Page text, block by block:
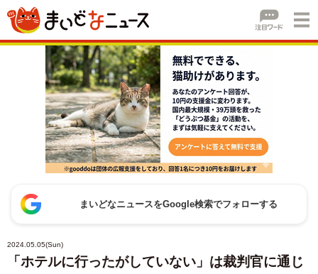
まいどなニュースをGoogle検索でフォローする
2024.05.05(Sun)
「ホテルに行ったがしていない」は裁判官に通じ